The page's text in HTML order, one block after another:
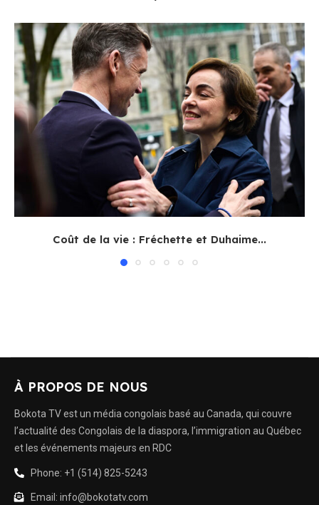
Coût de la vie : Fréchette et Duhaime...
À PROPOS DE NOUS
Bokota TV est un média congolais basé au Canada, qui couvre
l’actualité des Congolais de la diaspora, l’immigration au Québec
et les événements majeurs en RDC
Phone: +1 (514) 825-5243
Email: info@bokotatv.com